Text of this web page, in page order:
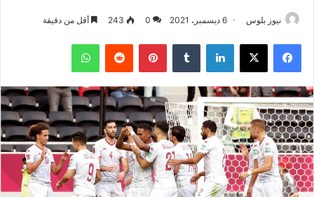
نيوز بلوس 6 ديسمبر، 2021 0
243 أقل من دقيقة
فيسبوك X لينكدإن بينتيريست واتساب